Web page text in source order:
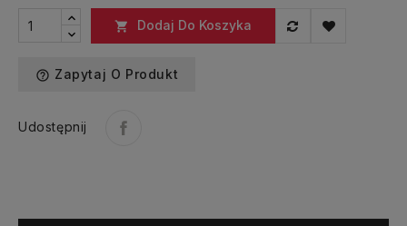
 Dodaj Do Koszyka
help_outline Zapytaj O Produkt
Udostępnij